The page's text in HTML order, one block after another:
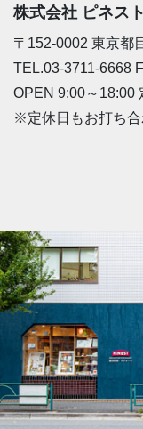
株式会社 ピネスト
〒152-0002 東京都
TEL.03-3711-6668
OPEN 9:00～18:00
※定休日もお打ち